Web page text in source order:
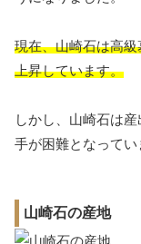
現在、山崎石は高
上昇しています。
しかし、山崎石は
手が困難となってい
山崎石の産地